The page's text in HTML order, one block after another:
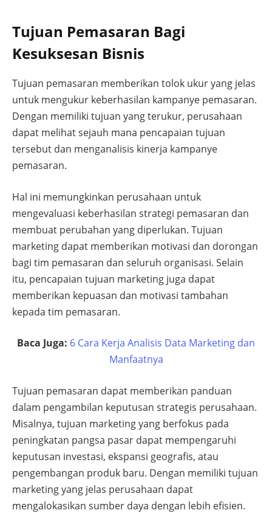
Tujuan Pemasaran Bagi
Kesuksesan Bisnis
Tujuan pemasaran memberikan tolok ukur yang jelas
untuk mengukur keberhasilan kampanye pemasaran.
Dengan memiliki tujuan yang terukur, perusahaan
dapat melihat sejauh mana pencapaian tujuan
tersebut dan menganalisis kinerja kampanye
pemasaran.
Hal ini memungkinkan perusahaan untuk
mengevaluasi keberhasilan strategi pemasaran dan
membuat perubahan yang diperlukan. Tujuan
marketing dapat memberikan motivasi dan dorongan
bagi tim pemasaran dan seluruh organisasi. Selain
itu, pencapaian tujuan marketing juga dapat
memberikan kepuasan dan motivasi tambahan
kepada tim pemasaran.
Baca Juga: 6 Cara Kerja Analisis Data Marketing dan
Manfaatnya
Tujuan pemasaran dapat memberikan panduan
dalam pengambilan keputusan strategis perusahaan.
Misalnya, tujuan marketing yang berfokus pada
peningkatan pangsa pasar dapat mempengaruhi
keputusan investasi, ekspansi geografis, atau
pengembangan produk baru. Dengan memiliki tujuan
marketing yang jelas perusahaan dapat
mengalokasikan sumber daya dengan lebih efisien.